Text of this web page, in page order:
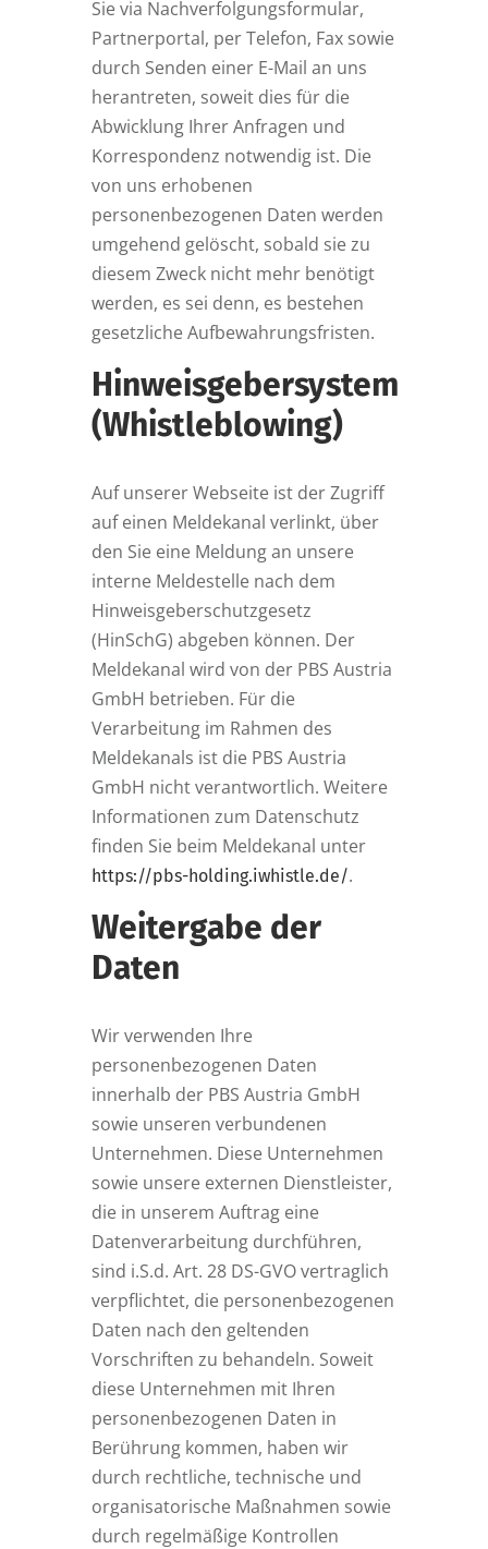
Sie via Nachverfolgungsformular,
Partnerportal, per Telefon, Fax sowie
durch Senden einer E-Mail an uns
herantreten, soweit dies für die
Abwicklung Ihrer Anfragen und
Korrespondenz notwendig ist. Die
von uns erhobenen
personenbezogenen Daten werden
umgehend gelöscht, sobald sie zu
diesem Zweck nicht mehr benötigt
werden, es sei denn, es bestehen
gesetzliche Aufbewahrungsfristen.
Hinweisgebersystem
(Whistleblowing)
Auf unserer Webseite ist der Zugriff
auf einen Meldekanal verlinkt, über
den Sie eine Meldung an unsere
interne Meldestelle nach dem
Hinweisgeberschutzgesetz
(HinSchG) abgeben können. Der
Meldekanal wird von der PBS Austria
GmbH betrieben. Für die
Verarbeitung im Rahmen des
Meldekanals ist die PBS Austria
GmbH nicht verantwortlich. Weitere
Informationen zum Datenschutz
finden Sie beim Meldekanal unter
https://pbs-holding.iwhistle.de/.
Weitergabe der
Daten
Wir verwenden Ihre
personenbezogenen Daten
innerhalb der PBS Austria GmbH
sowie unseren verbundenen
Unternehmen. Diese Unternehmen
sowie unsere externen Dienstleister,
die in unserem Auftrag eine
Datenverarbeitung durchführen,
sind i.S.d. Art. 28 DS-GVO vertraglich
verpflichtet, die personenbezogenen
Daten nach den geltenden
Vorschriften zu behandeln. Soweit
diese Unternehmen mit Ihren
personenbezogenen Daten in
Berührung kommen, haben wir
durch rechtliche, technische und
organisatorische Maßnahmen sowie
durch regelmäßige Kontrollen